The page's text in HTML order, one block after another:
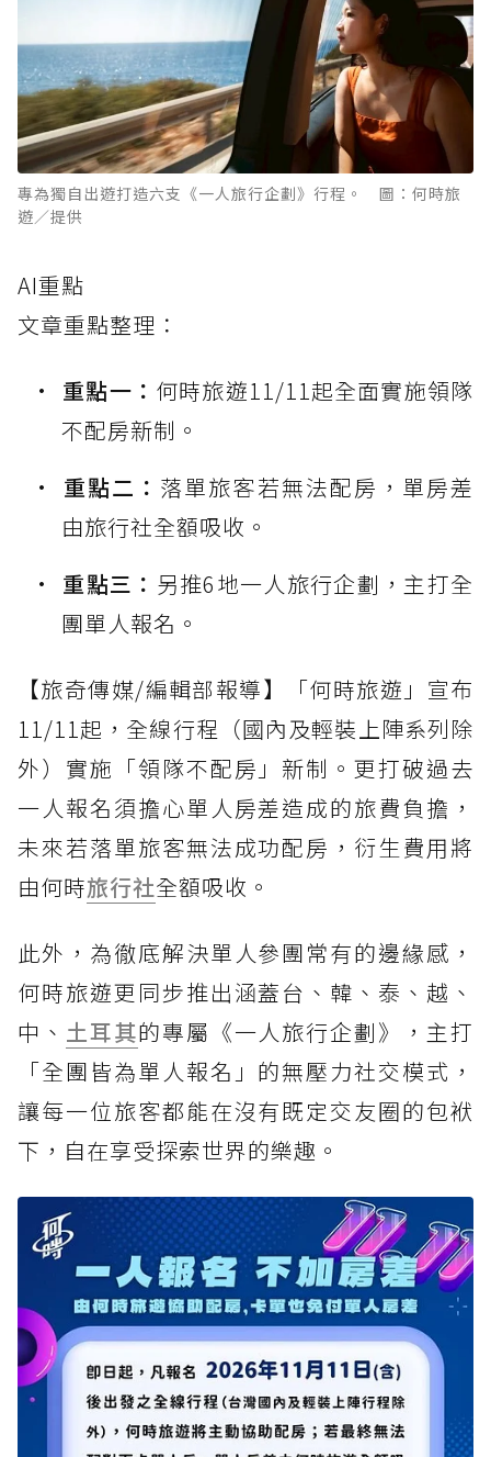
專為獨自出遊打造六支《一人旅行企劃》行程。 圖：何時旅
遊／提供
AI重點
文章重點整理：
重點一： 何時旅遊11/11起全面實施領隊
不配房新制。
重點二： 落單旅客若無法配房，單房差
由旅行社全額吸收。
重點三： 另推6地一人旅行企劃，主打全
團單人報名。
【旅奇傳媒/編輯部報導】「何時旅遊」宣布
11/11起，全線行程（國內及輕裝上陣系列除
外）實施「領隊不配房」新制。更打破過去
一人報名須擔心單人房差造成的旅費負擔，
未來若落單旅客無法成功配房，衍生費用將
由何時旅行社全額吸收。
此外，為徹底解決單人參團常有的邊緣感，
何時旅遊更同步推出涵蓋台、韓、泰、越、
中、 土耳其的專屬《一人旅行企劃》，主打
「全團皆為單人報名」的無壓力社交模式，
讓每一位旅客都能在沒有既定交友圈的包袱
下，自在享受探索世界的樂趣。